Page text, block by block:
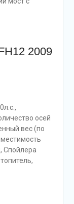
2009
осей
вес (по
Спойлера